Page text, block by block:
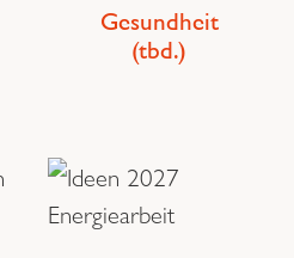
Gesundheit
(tbd.)